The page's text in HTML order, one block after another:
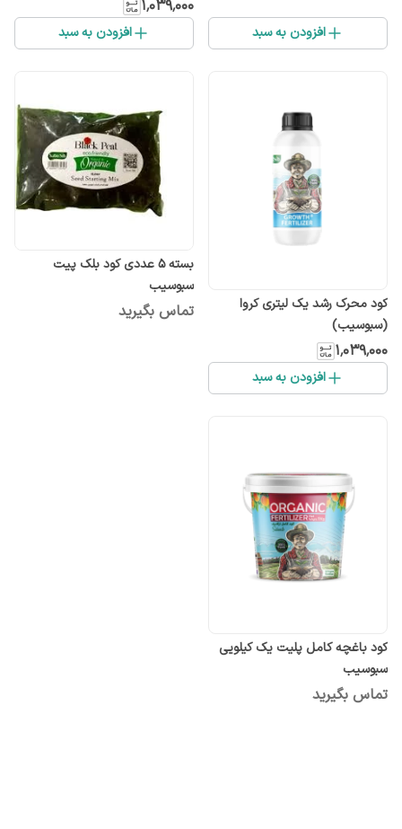
افزودن به سبد
۱٬۰۳۹٬۰۰۰
افزودن به سبد
کود محرک رشد یک لیتری کروا
(سبوسیب)
۱٬۰۳۹٬۰۰۰
افزودن به سبد
بسته ۵ عددی کود بلک پیت
سبوسیب
تماس بگیرید
کود باغچه کامل پلیت یک کیلویی
سبوسیب
تماس بگیرید